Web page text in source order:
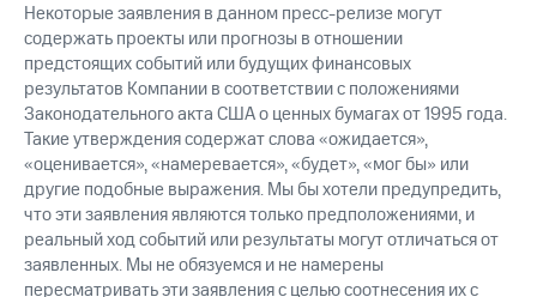
Некоторые заявления в данном пресс-релизе могут
содержать проекты или прогнозы в отношении
предстоящих событий или будущих финансовых
результатов Компании в соответствии с положениями
Законодательного акта США о ценных бумагах от 1995 года.
Такие утверждения содержат слова «ожидается»,
«оценивается», «намеревается», «будет», «мог бы» или
другие подобные выражения. Мы бы хотели предупредить,
что эти заявления являются только предположениями, и
реальный ход событий или результаты могут отличаться от
заявленных. Мы не обязуемся и не намерены
пересматривать эти заявления с целью соотнесения их с